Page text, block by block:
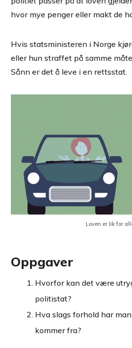
hvor mye penger eller makt de
Hvis statsministeren i Norge
eller hun straffet på samme
Sånn er det å leve i en rettsstat.
Loven er lik for
Oppgaver
Hvorfor kan det være
politistat?
Hva slags forhold har
kommer fra?